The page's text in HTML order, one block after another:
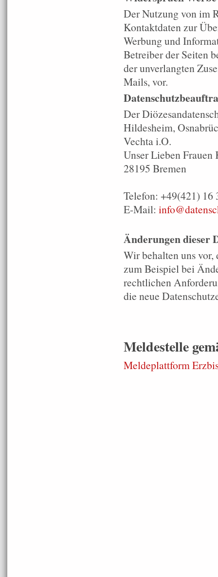
Der Nutzung von im
Kontaktdaten zur
Werbung und
Betreiber der Seiten
der unverlangten
Mails, vor.
Der
Hildesheim,
Vechta i.O.
Unser Lieben
28195 Bremen
Telefon: +49(421) 16
E-Mail:
Änderungen dieser
Wir behalten uns vor,
zum Beispiel bei
rechtlichen
die neue
Meldestelle
Meldeplattform